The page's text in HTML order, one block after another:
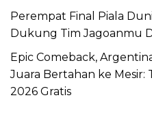
Perempat Final Piala
Dukung Tim Jagoanmu
Epic Comeback,
Juara Bertahan ke Mesir:
2026 Gratis